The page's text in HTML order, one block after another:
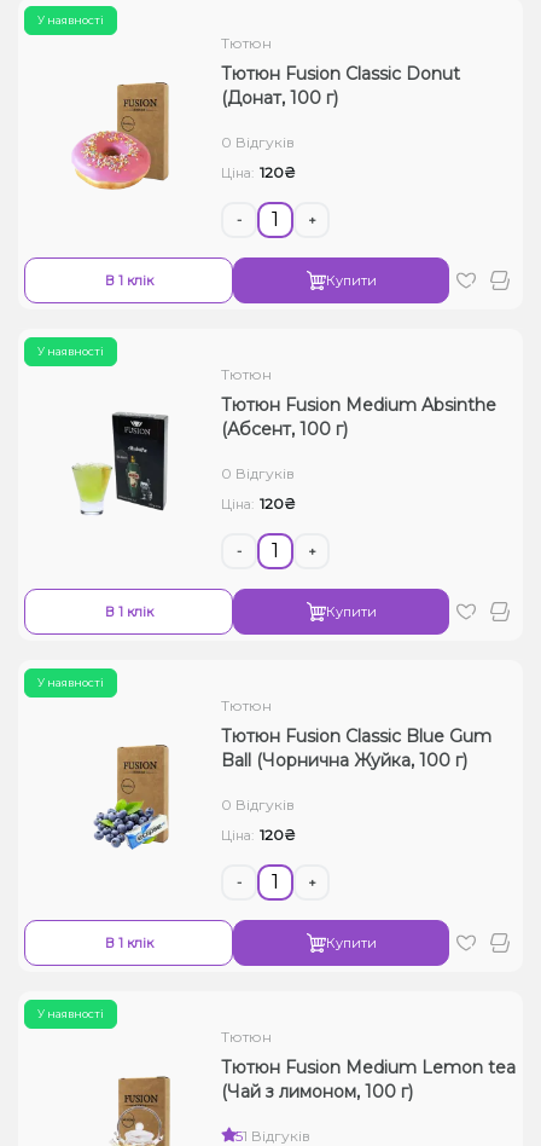
У наявності
Тютюн
Тютюн Fusion Classic Donut
(Донат, 100 г)
0 Відгуків
Ціна: 120₴
- +
В 1 клік Купити
У наявності
Тютюн
Тютюн Fusion Medium Absinthe
(Абсент, 100 г)
0 Відгуків
Ціна: 120₴
- +
В 1 клік Купити
У наявності
Тютюн
Тютюн Fusion Classic Blue Gum
Ball (Чорнична Жуйка, 100 г)
0 Відгуків
Ціна: 120₴
- +
В 1 клік Купити
У наявності
Тютюн
Тютюн Fusion Medium Lemon tea
(Чай з лимоном, 100 г)
51 Відгуків